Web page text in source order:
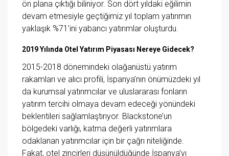
ön plana çıktığı biliniyor. Son dört yıldaki eğilimin
devam etmesiyle geçtiğimiz yıl toplam yatırımın
yaklaşık %71’ini yabancı yatırımlar oluşturdu.
2019 Yılında Otel Yatırım Piyasası Nereye Gidecek?
2015-2018 dönemindeki olağanüstü yatırım
rakamları ve alıcı profili, İspanya’nın önümüzdeki yıl
da kurumsal yatırımcılar ve uluslararası fonların
yatırım tercihi olmaya devam edeceği yönündeki
beklentileri sağlamlaştırıyor. Blackstone’un
bölgedeki varlığı, katma değerli yatırımlara
odaklanan yatırımcılar için bir çağrı niteliğinde.
Fakat, otel zincirleri düşünüldüğünde İspanya’yı